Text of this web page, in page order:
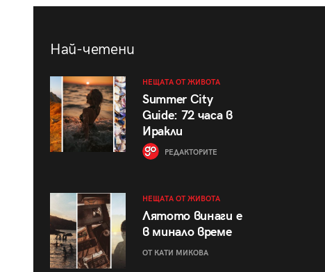
Най-четени
НЕЩАТА ОТ ЖИВОТА
Summer City
Guide: 72 часа в
Иракли
РЕДАКТОРИТЕ
НЕЩАТА ОТ ЖИВОТА
Лятото винаги е
в минало време
ОТ КАТИ МИКОВА